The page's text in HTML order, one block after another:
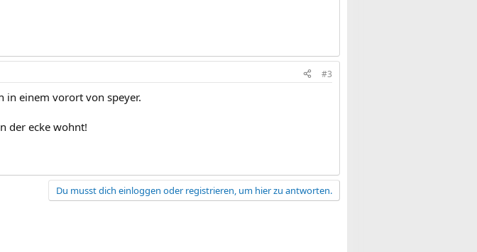
#3
in einem vorort von speyer.
der ecke wohnt!
Du musst dich einloggen oder registrieren, um hier zu antworten.